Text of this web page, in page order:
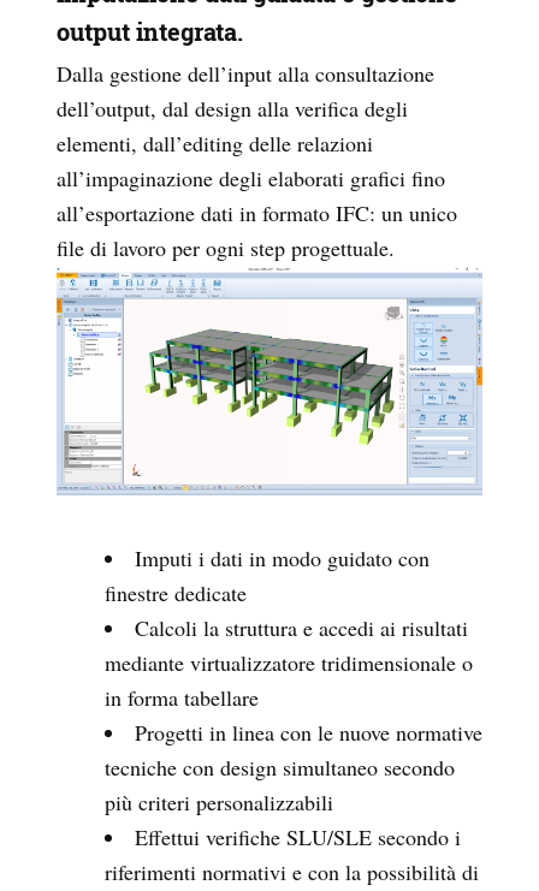
output integrata.
Dalla gestione dell’input alla consultazione
dell’output, dal design alla verifica degli
elementi, dall’editing delle relazioni
all’impaginazione degli elaborati grafici fino
all’esportazione dati in formato IFC: un unico
file di lavoro per ogni step progettuale.
Imputi i dati in modo guidato con
finestre dedicate
Calcoli la struttura e accedi ai risultati
mediante virtualizzatore tridimensionale o
in forma tabellare
Progetti in linea con le nuove normative
tecniche con design simultaneo secondo
più criteri personalizzabili
Effettui verifiche SLU/SLE secondo i
riferimenti normativi e con la possibilità di